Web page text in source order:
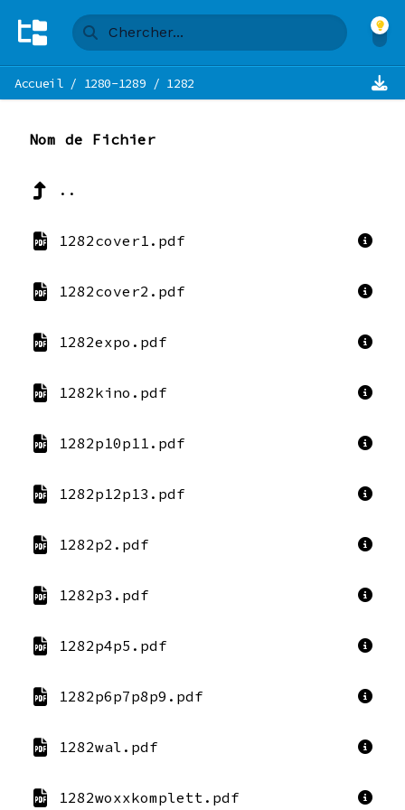
Accueil/ 1280-1289 / 1282
Nom de Fichier
..
1282cover1.pdf
1282cover2.pdf
1282expo.pdf
1282kino.pdf
1282p10p11.pdf
1282p12p13.pdf
1282p2.pdf
1282p3.pdf
1282p4p5.pdf
1282p6p7p8p9.pdf
1282wal.pdf
1282woxxkomplett.pdf